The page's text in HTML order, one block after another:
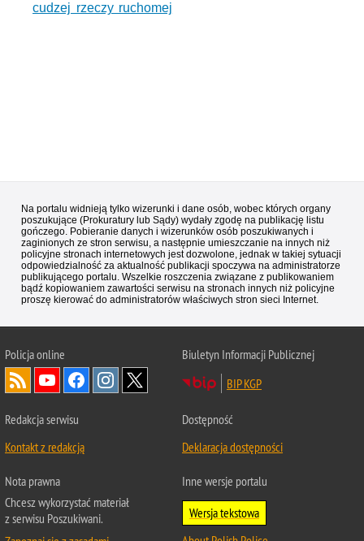
cudzej rzeczy ruchomej
Na portalu widnieją tylko wizerunki i dane osób, wobec których organy
poszukujące (Prokuratury lub Sądy) wydały zgodę na publikację listu
gończego. Pobieranie danych i wizerunków osób poszukiwanych i
zaginionych ze stron serwisu, a następnie umieszczanie na innych niż
policyjne stronach internetowych jest dozwolone, jednak w takiej sytuacji
odpowiedzialność za aktualność publikacji spoczywa na administratorze
publikującego portalu. Wszelkie roszczenia związane z publikowaniem
bądź kopiowaniem zawartości serwisu na stronach innych niż policyjne
proszę kierować do administratorów właściwych stron sieci Internet.
Policjaonline
Biuletyn Informacji Publicznej
BIP KGP
Redakcja serwisu
Kontakt z redakcją
Dostępność
Deklaracja dostępności
Nota prawna
Chcesz wykorzystać materiał
z serwisu Poszukiwani.
Inne wersje portalu
Wersja tekstowa